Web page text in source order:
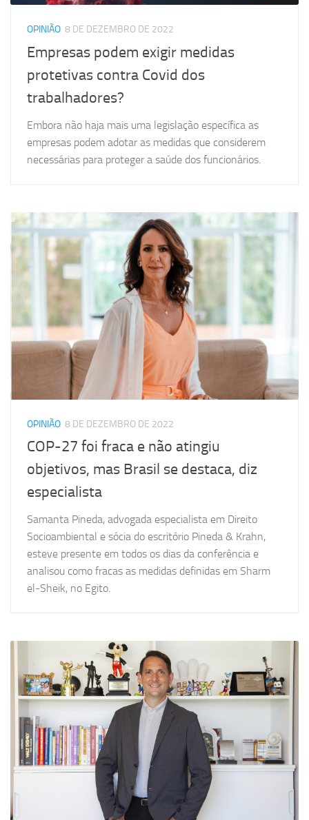
OPINIÃO 8 DE DEZEMBRO DE 2022
Empresas podem exigir medidas
protetivas contra Covid dos
trabalhadores?
Embora não haja mais uma legislação específica as
empresas podem adotar as medidas que considerem
necessárias para proteger a saúde dos funcionários.
OPINIÃO 8 DE DEZEMBRO DE 2022
COP-27 foi fraca e não atingiu
objetivos, mas Brasil se destaca, diz
especialista
Samanta Pineda, advogada especialista em Direito
Socioambiental e sócia do escritório Pineda & Krahn,
esteve presente em todos os dias da conferência e
analisou como fracas as medidas definidas em Sharm
el-Sheik, no Egito.